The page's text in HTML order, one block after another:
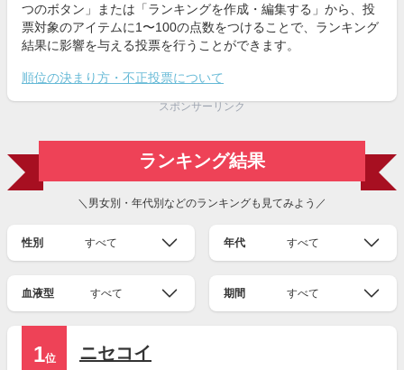
つのボタン」または「ランキングを作成・編集する」から、投
票対象のアイテムに1〜100の点数をつけることで、ランキング
結果に影響を与える投票を行うことができます。
順位の決まり方・不正投票について
スポンサーリンク
ランキング結果
＼男女別・年代別などのランキングも見てみよう／
性別 すべて 年代 すべて
血液型 すべて 期間 すべて
1位
ニセコイ